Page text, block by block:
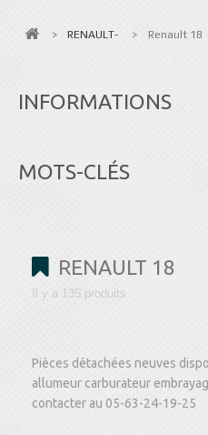
> RENAULT- > Renault 18
INFORMATIONS
MOTS-CLÉS
RENAULT 18
Il y a 135 produits.
Pièces détachées neuves
allumeur carburateur
contacter au 05-63-24-19-25